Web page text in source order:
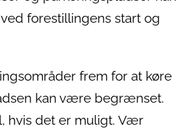
forestillingens start og
frem for at køre
kan være begrænset.
hvis det er muligt. Vær